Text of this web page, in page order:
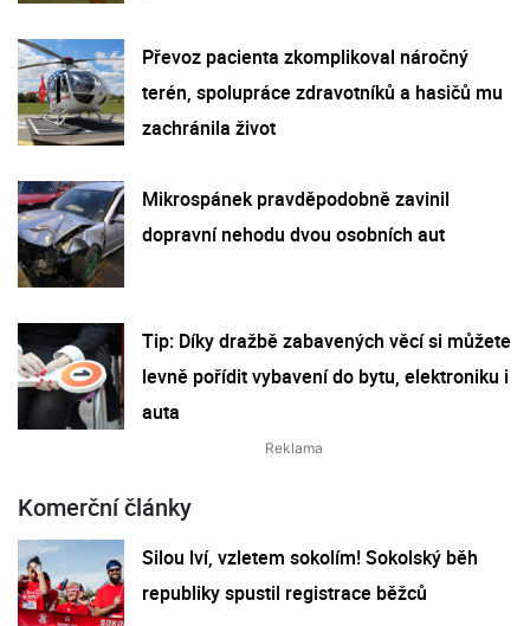
Převoz pacienta zkomplikoval náročný
terén, spolupráce zdravotníků a hasičů mu
zachránila život
Mikrospánek pravděpodobně zavinil
dopravní nehodu dvou osobních aut
Tip: Díky dražbě zabavených věcí si můžete
levně pořídit vybavení do bytu, elektroniku i
auta
Komerční články
Silou lví, vzletem sokolím! Sokolský běh
republiky spustil registrace běžců